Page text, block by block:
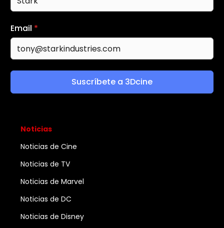
Email *
Suscríbete a 3Dcine
Noticias
Noticias de Cine
Noticias de TV
Noticias de Marvel
Noticias de DC
Noticias de Disney